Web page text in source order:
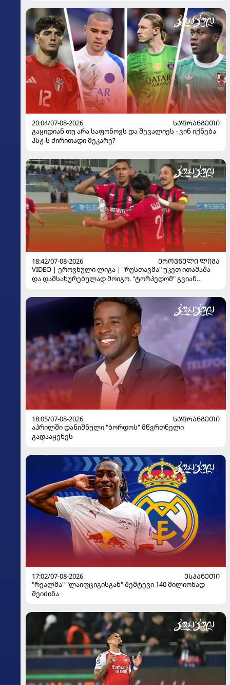
ყოფილმა მეკარემ
20:04/07-08-2026
ᲡᲐᲤᲠᲐᲜᲒᲔᲗᲘ
გაყიდიან თუ არა საფონოვს და შევალიეს - ვინ იქნება
პსჟ-ს ძირითადი მეკარე?
18:42/07-08-2026
ᲔᲠᲝᲕᲜᲣᲚᲘ ᲚᲘᲒᲐ
VIDEO | ეროვნული ლიგა | "რუსთავმა" უკეთ ითამაშა
და დამსახურებულად მოიგო, "ტორპედომ" გვიან
18:05/07-08-2026
ᲡᲐᲤᲠᲐᲜᲒᲔᲗᲘ
აპრილში დანიშნული "ბორდოს" მწვრთნელი
გადააყენეს
17:02/07-08-2026
ᲔᲡᲞᲐᲜᲔᲗᲘ
"რეალმა" "ლაიფციგისგან" შემტევი 140 მილიონად
შეიძინა